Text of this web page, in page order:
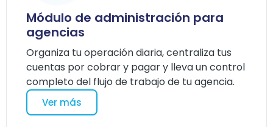
Módulo de administración para
agencias
Organiza tu operación diaria, centraliza tus
cuentas por cobrar y pagar y lleva un control
completo del flujo de trabajo de tu agencia.
Ver más